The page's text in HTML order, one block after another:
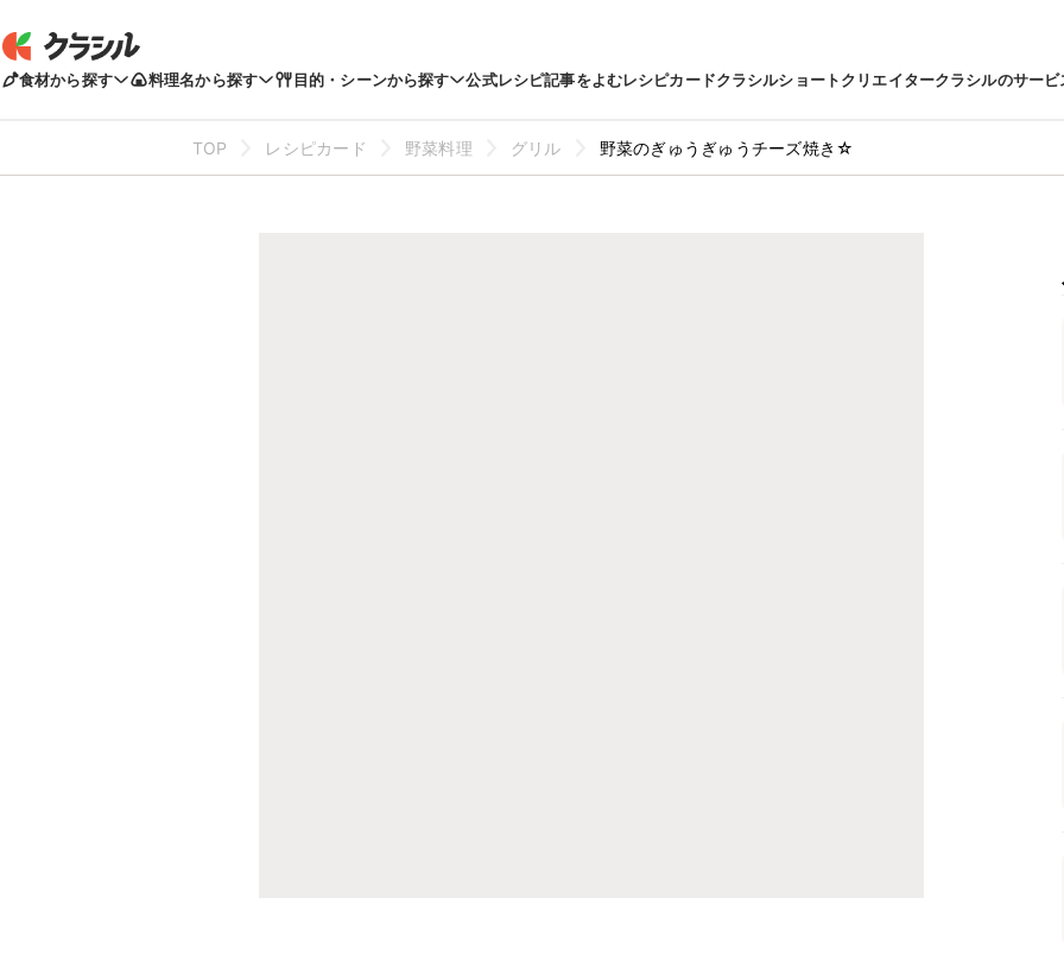
食材から探す 料理名から探す 目的・シーンから探す 公式レシピ記事をよむレシピカードクラシルショートクリエイタークラシルのサービ
TOP レシピカード 野菜料理 グリル 野菜のぎゅうぎゅうチーズ焼き☆